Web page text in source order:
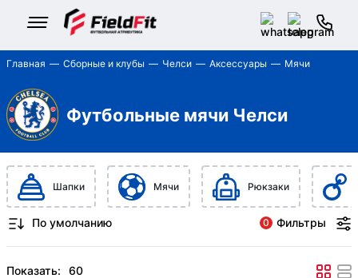
Главная Сборные и клубы Челси Аксессуары Мячи
Футбольные мячи Челси
Шапки Мячи Рюкзаки
0 Фильтры
Показать: